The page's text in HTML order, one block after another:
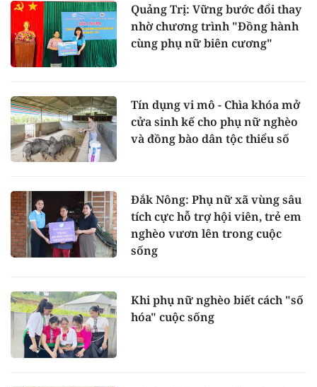
Quảng Trị: Vững bước đổi thay
nhờ chương trình "Đồng hành
cùng phụ nữ biên cương"
Tín dụng vi mô - Chìa khóa mở
cửa sinh kế cho phụ nữ nghèo
và đồng bào dân tộc thiểu số
Đắk Nông: Phụ nữ xã vùng sâu
tích cực hỗ trợ hội viên, trẻ em
nghèo vươn lên trong cuộc
sống
Khi phụ nữ nghèo biết cách "số
hóa" cuộc sống